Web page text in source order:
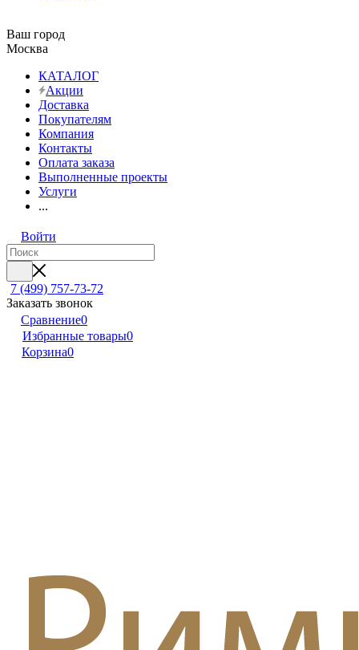
Ваш город
Москва
КАТАЛОГ
Акции
Доставка
Покупателям
Компания
Контакты
Оплата заказа
Выполненные проекты
Услуги
...
Войти
7 (499) 757-73-72
Заказать звонок
Сравнение0
Избранные товары0
Корзина0